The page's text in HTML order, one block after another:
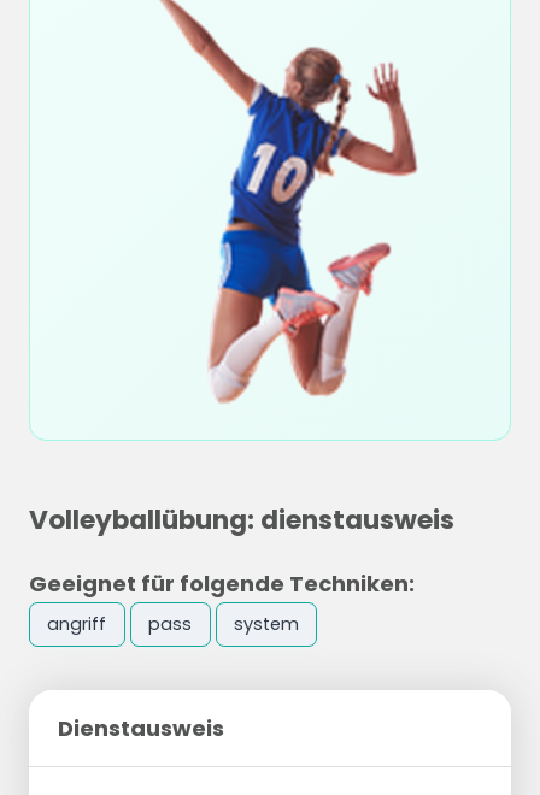
Volleyballübung: dienstausweis
Geeignet für folgende Techniken:
angriff pass system
Dienstausweis